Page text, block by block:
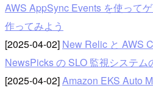
AWS AppSync Events を使って
作ってみよう
[2025-04-02] New Relic と AWS
NewsPicks の SLO 監視システム
[2025-04-02]Amazon EKS Auto